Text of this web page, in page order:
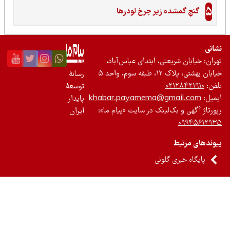
گنجِ گمشده زیر چرخ لودرها
خیابان شریعتی، ابتدای عباس‌آباد،
بهشتی، پلاک ۱۲، طبقه سوم، واحد ۵
۰۲۱۲۸۴۲۱۹۱۰
khabar.payamema@gmail.com
آگهی و بک‌لینک در سایت «پیام ما»:
مرتبط
پایگاه خبری گلونی
رسانۀ
توسعۀ
پایدار
ایران